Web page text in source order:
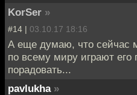
KorSer »
#14 | 03.10.17 18:16
А еще думаю, что сейчас
по всему миру играют его
порадовать...
pavlukha »